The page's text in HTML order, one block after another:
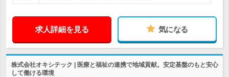
求人詳細を見る 気になる
株式会社オキシテック | 医療と福祉の連携で地域貢献。安定基盤のもと安心
して働ける環境